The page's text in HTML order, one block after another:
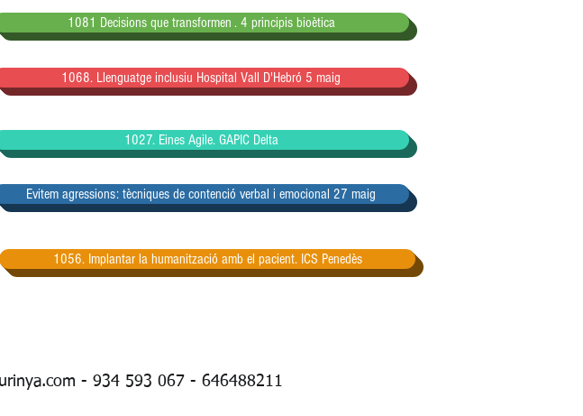
1081 Decisions que transformen . 4 principis bioètica
1068. Llenguatge inclusiu Hospital Vall D'Hebró 5 maig
1027. Eines Agile. GAPIC Delta
Evitem agressions: tècniques de contenció verbal i emocional 27 maig
1056. Implantar la humanització amb el pacient. ICS Penedès
- 934 593 067 - 646488211